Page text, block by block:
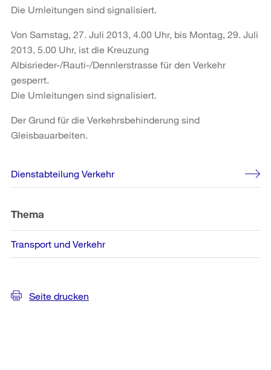
Die Umleitungen sind signalisiert.
Von Samstag, 27. Juli 2013, 4.00 Uhr, bis Montag, 29. Juli
2013, 5.00 Uhr, ist die Kreuzung
Albisrieder-/Rauti-/Dennlerstrasse für den Verkehr
gesperrt.
Die Umleitungen sind signalisiert.
Der Grund für die Verkehrsbehinderung sind
Gleisbauarbeiten.
Weitere
Informationen
Dienstabteilung Verkehr
Thema
Transport und Verkehr
Seite drucken